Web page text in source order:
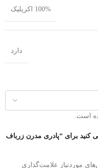
100% اکریلیک
دارد
است.
کنید برای “پادری مدرن زرباف
موردنیاز علامت‌گذاری